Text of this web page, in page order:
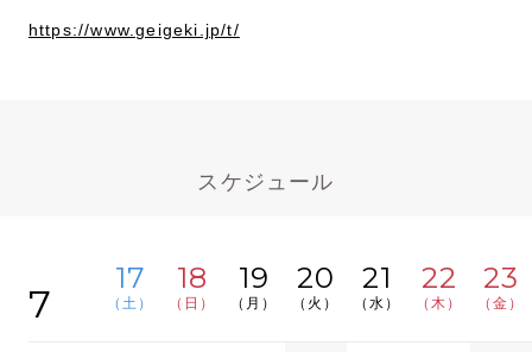
https://www.geigeki.jp/t/
スケジュール
7
17
（土）
18
（日）
19
（月）
20
（火）
21
（水）
22
（木）
23
（金）